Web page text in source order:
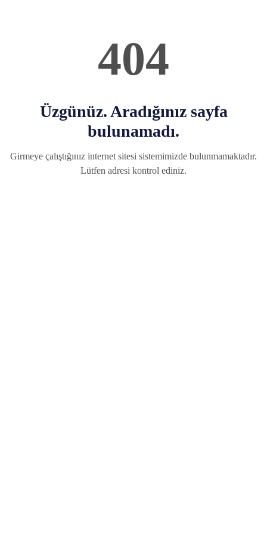
404
Üzgünüz. Aradığınız sayfa
bulunamadı.
Girmeye çalıştığınız internet sitesi sistemimizde bulunmamaktadır.
Lütfen adresi kontrol ediniz.